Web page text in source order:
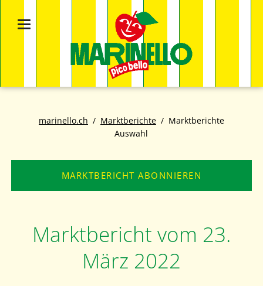
marinello.ch Marktberichte
Marktberichte
Auswahl
MARKTBERICHT ABONNIEREN
Marktbericht vom 23.
März 2022